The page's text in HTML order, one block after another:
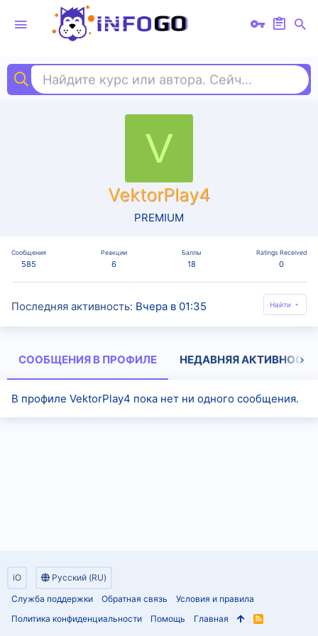
Найдите курс или автора. Сейчас ищут
V
VektorPlay4
PREMIUM
Сообщения
585
Реакции
6
Баллы
18
Ratings Received
0
Последняя активность Вчера в 01:35 Найти
СООБЩЕНИЯ В ПРОФИЛЕ НЕДАВНЯЯ АКТИВНОСТЬ
В профиле VektorPlay4 пока нет ни одного сообщения.
iO
Русский (RU)
Служба поддержки
Обратная связь
Условия и правила
Политика конфиденциальности
Помощь Главная
R